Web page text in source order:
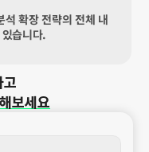
고
보세요
확장 전략의 전체 내
습니다.